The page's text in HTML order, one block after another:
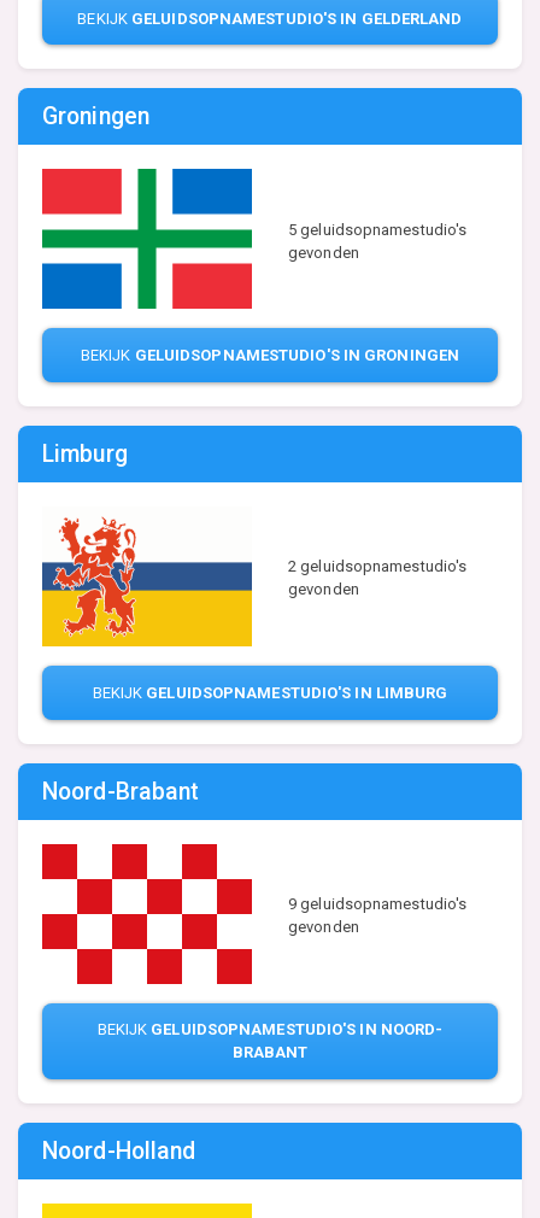
BEKIJK GELUIDSOPNAMESTUDIO'S IN GELDERLAND
Groningen
5 geluidsopnamestudio's
gevonden
BEKIJK GELUIDSOPNAMESTUDIO'S IN GRONINGEN
Limburg
2 geluidsopnamestudio's
gevonden
BEKIJK GELUIDSOPNAMESTUDIO'S IN LIMBURG
Noord-Brabant
9 geluidsopnamestudio's
gevonden
BEKIJK GELUIDSOPNAMESTUDIO'S IN NOORD-
BRABANT
Noord-Holland